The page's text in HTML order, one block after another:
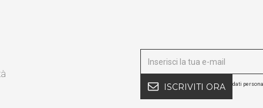
ISCRIVITI ORA dati